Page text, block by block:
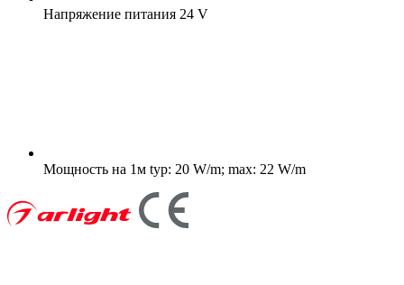
Напряжение питания 24 V
Мощность на 1м typ: 20 W/m; max: 22 W/m